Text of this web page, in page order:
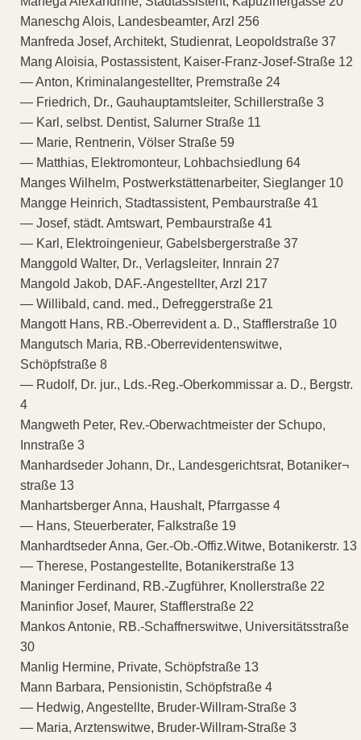
Maneschg Alois, Landesbeamter, Arzl 256
Manfreda Josef, Architekt, Studienrat, Leopoldstraße 37
Mang Aloisia, Postassistent, Kaiser-Franz-Josef-Straße 12
— Anton, Kriminalangestellter, Premstraße 24
— Friedrich, Dr., Gauhauptamtsleiter, Schillerstraße 3
— Karl, selbst. Dentist, Salurner Straße 11
— Marie, Rentnerin, Völser Straße 59
— Matthias, Elektromonteur, Lohbachsiedlung 64
Manges Wilhelm, Postwerkstättenarbeiter, Sieglanger 10
Mangge Heinrich, Stadtassistent, Pembaurstraße 41
— Josef, städt. Amtswart, Pembaurstraße 41
— Karl, Elektroingenieur, Gabelsbergerstraße 37
Manggold Walter, Dr., Verlagsleiter, Innrain 27
Mangold Jakob, DAF.-Angestellter, Arzl 217
— Willibald, cand. med., Defreggerstraße 21
Mangott Hans, RB.-Oberrevident a. D., Stafflerstraße 10
Mangutsch Maria, RB.-Oberrevidentenswitwe,
Schöpfstraße 8
— Rudolf, Dr. jur., Lds.-Reg.-Oberkommissar a. D., Bergstr.
4
Mangweth Peter, Rev.-Oberwachtmeister der Schupo,
Innstraße 3
Manhardseder Johann, Dr., Landesgerichtsrat, Botaniker¬
straße 13
Manhartsberger Anna, Haushalt, Pfarrgasse 4
— Hans, Steuerberater, Falkstraße 19
Manhardtseder Anna, Ger.-Ob.-Offiz.Witwe, Botanikerstr. 13
— Therese, Postangestellte, Botanikerstraße 13
Maninger Ferdinand, RB.-Zugführer, Knollerstraße 22
Maninfior Josef, Maurer, Stafflerstraße 22
Mankos Antonie, RB.-Schaffnerswitwe, Universitätsstraße
30
Manlig Hermine, Private, Schöpfstraße 13
Mann Barbara, Pensionistin, Schöpfstraße 4
— Hedwig, Angestellte, Bruder-Willram-Straße 3
— Maria, Arztenswitwe, Bruder-Willram-Straße 3